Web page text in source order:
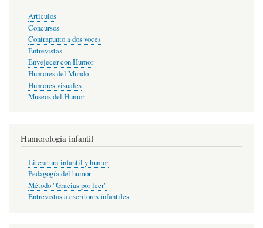
Artículos
Concursos
Contrapunto a dos voces
Entrevistas
Envejecer con Humor
Humores del Mundo
Humores visuales
Museos del Humor
Humorología infantil
Literatura infantil y humor
Pedagogía del humor
Método "Gracias por leer"
Entrevistas a escritores infantiles